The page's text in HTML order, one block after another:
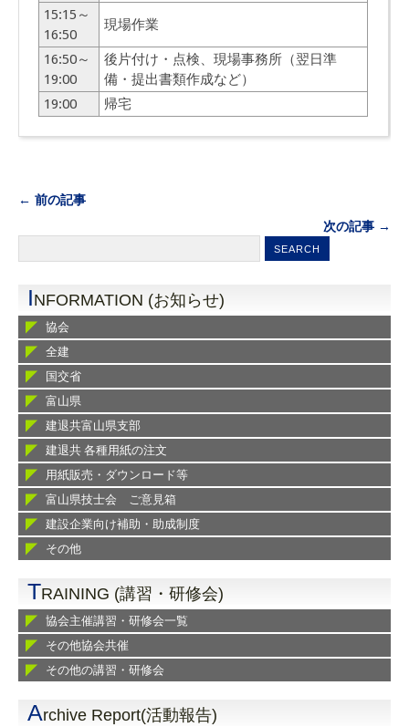
15:15～
16:50
現場作業
16:50～
19:00
後片付け・点検、現場事務所（翌日準
備・提出書類作成など）
19:00
帰宅
← 前の記事
次の記事 →
INFORMATION (お知らせ)
協会
全建
国交省
富山県
建退共富山県支部
建退共 各種用紙の注文
用紙販売・ダウンロード等
富山県技士会 ご意見箱
建設企業向け補助・助成制度
その他
TRAINING (講習・研修会)
協会主催講習・研修会一覧
その他協会共催
その他の講習・研修会
Archive Report(活動報告)